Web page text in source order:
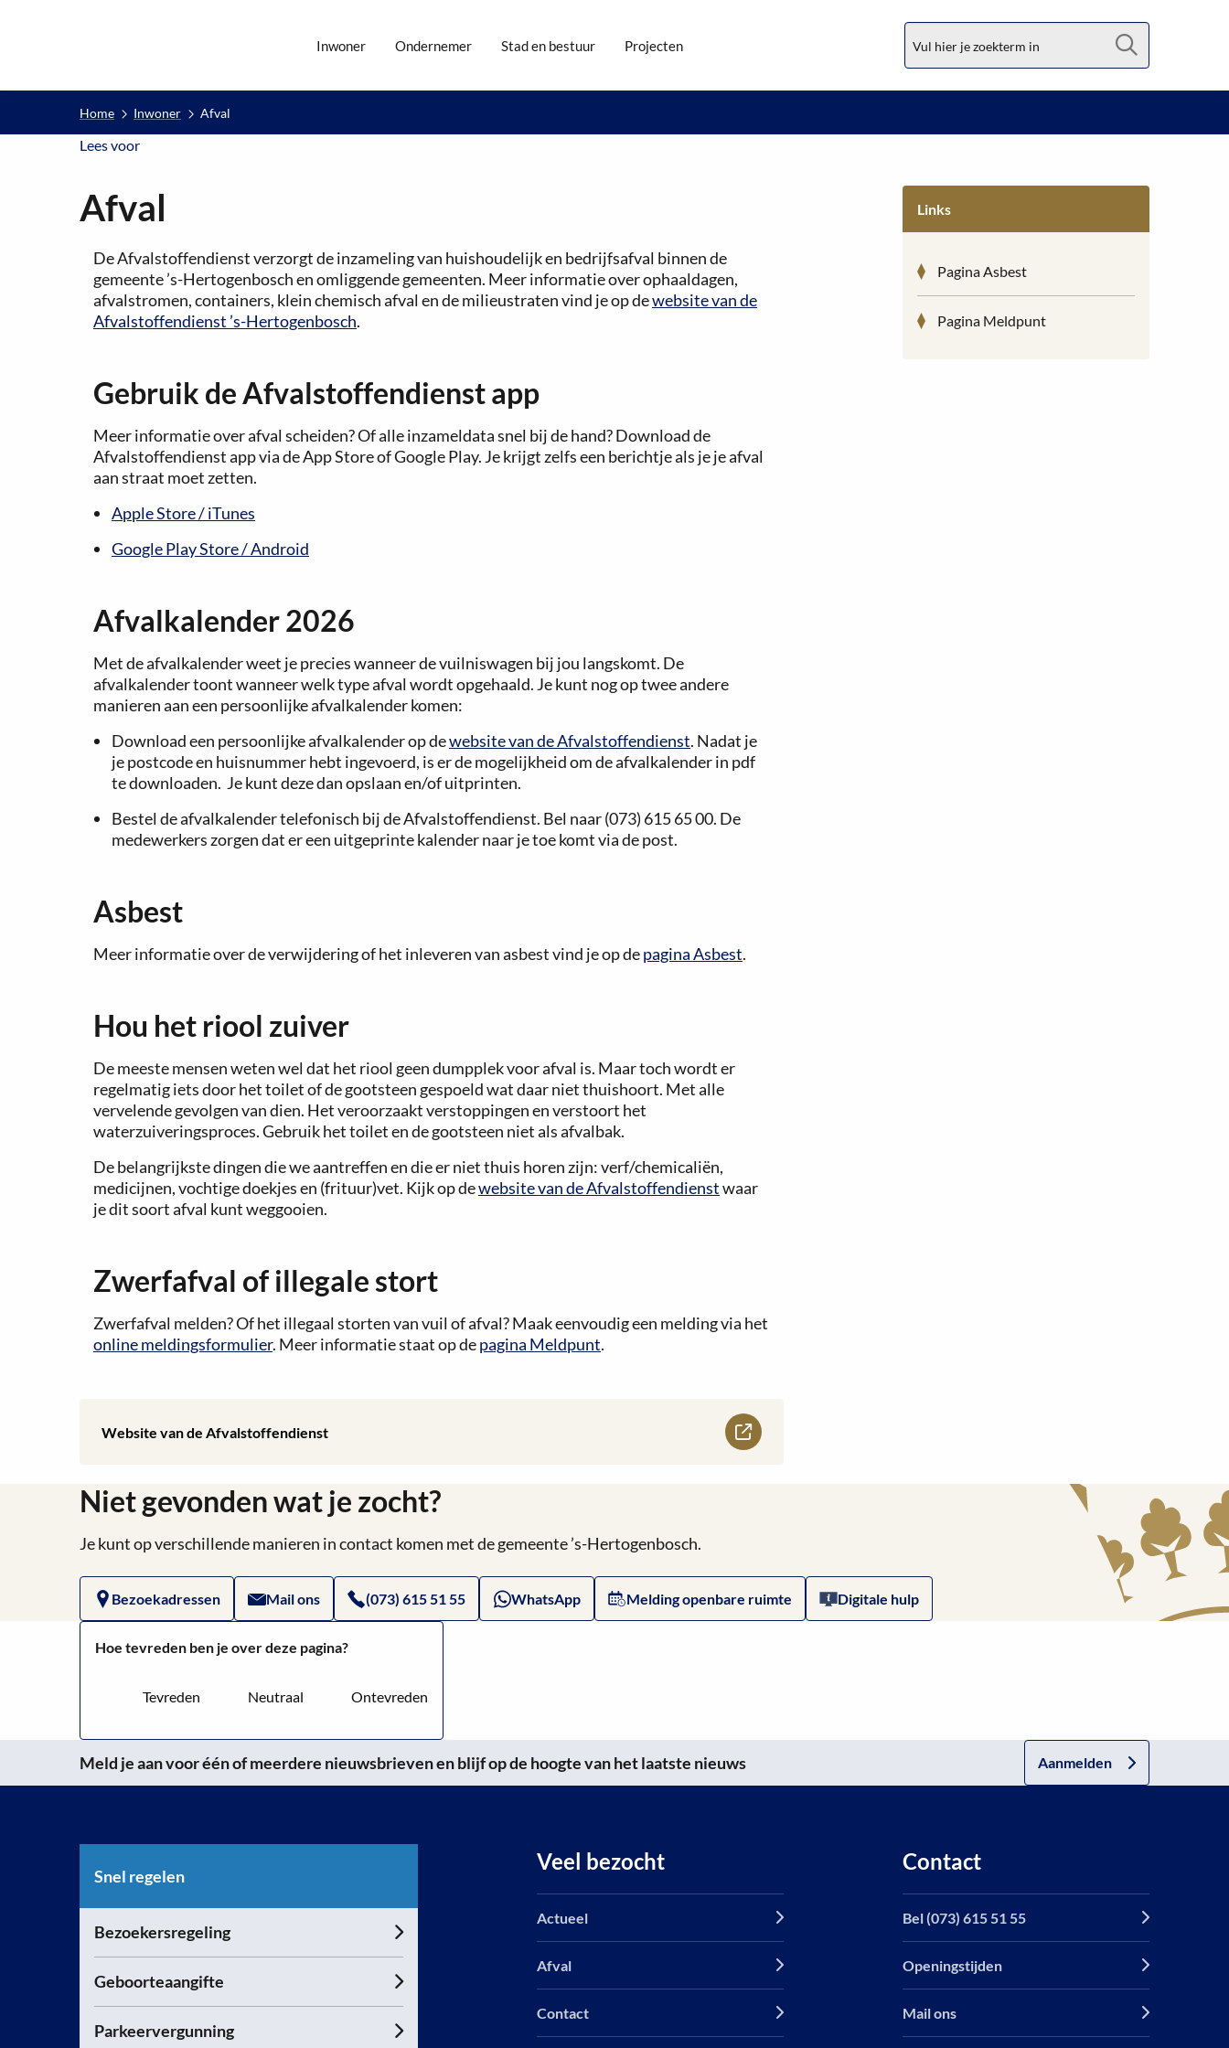
Inwoner Ondernemer Stad en bestuur Projecten
Home Inwoner Afval
Lees voorLees voor
Links
Pagina Asbest
Pagina Meldpunt
Afval
De Afvalstoffendienst verzorgt de inzameling van huishoudelijk en bedrijfsafval binnen de
gemeente ’s-Hertogenbosch en omliggende gemeenten. Meer informatie over ophaaldagen,
afvalstromen, containers, klein chemisch afval en de milieustraten vind je op dewebsite van de
Afvalstoffendienst ’s-Hertogenbosch.
Gebruik de Afvalstoffendienst app
Meer informatie over afval scheiden? Of alle inzameldata snel bij de hand? Download de
Afvalstoffendienst app via de App Store of Google Play. Je krijgt zelfs een berichtje als je je afval
aan straat moet zetten.
Apple Store / iTunes
Google Play Store / Android
Afvalkalender 2026
Met de afvalkalender weet je precies wanneer de vuilniswagen bij jou langskomt. De
afvalkalender toont wanneer welk type afval wordt opgehaald. Je kunt nog op twee andere
manieren aan een persoonlijke afvalkalender komen:
Download een persoonlijke afvalkalender op dewebsite van de Afvalstoffendienst. Nadat je
je postcode en huisnummer hebt ingevoerd, is er de mogelijkheid om de afvalkalender in pdf
te downloaden. Je kunt deze dan opslaan en/of uitprinten.
Bestel de afvalkalender telefonisch bij de Afvalstoffendienst. Bel naar (073) 615 65 00. De
medewerkers zorgen dat er een uitgeprinte kalender naar je toe komt via de post.
Asbest
Meer informatie over de verwijdering of het inleveren van asbest vind je op depagina Asbest.
Hou het riool zuiver
De meeste mensen weten wel dat het riool geen dumpplek voor afval is. Maar toch wordt er
regelmatig iets door het toilet of de gootsteen gespoeld wat daar niet thuishoort. Met alle
vervelende gevolgen van dien. Het veroorzaakt verstoppingen en verstoort het
waterzuiveringsproces. Gebruik het toilet en de gootsteen niet als afvalbak.
De belangrijkste dingen die we aantreffen en die er niet thuis horen zijn: verf/chemicaliën,
medicijnen, vochtige doekjes en (frituur)vet. Kijk op dewebsite van de Afvalstoffendienstwaar
je dit soort afval kunt weggooien.
Zwerfafval of illegale stort
Zwerfafval melden? Of het illegaal storten van vuil of afval? Maak eenvoudig een melding via het
online meldingsformulier. Meer informatie staat op depagina Meldpunt.
Website van de Afvalstoffendienst
Lees
over
Website
van
de
Afvalstoffendienst
Niet gevonden wat je zocht?
Je kunt op verschillende manieren in contact komen met de gemeente ’s-Hertogenbosch.
Bezoekadressen Mail ons (073) 615 51 55 WhatsApp Melding openbare ruimte Digitale hulp
Hoe tevreden ben je over deze pagina?
Tevreden Neutraal Ontevreden
Meld je aan voor één of meerdere nieuwsbrieven en blijf op de hoogte van het laatste nieuws Aanmelden
Snel regelen
Bezoekersregeling
Geboorteaangifte
Parkeervergunning
Veel bezocht
Actueel
Afval
Contact
Contact
Bel (073) 615 51 55
Openingstijden
Mail ons